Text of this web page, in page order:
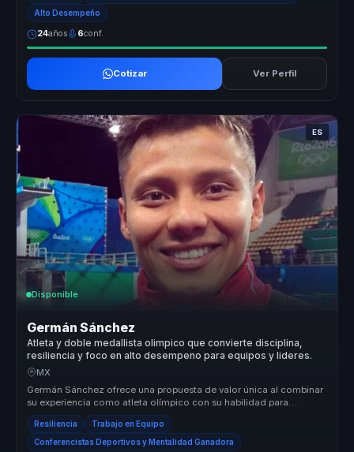
Alto Desempeño
24años 6conf.
Cotizar Ver Perfil
ES
Disponible
Germán Sánchez
Atleta y doble medallista olimpico que convierte disciplina,
resiliencia y foco en alto desempeno para equipos y lideres.
MX
Germán Sánchez ofrece una propuesta de valor única al combinar
su experiencia como atleta olímpico con su habilidad para
comunicar y moti...
Resiliencia Trabajo en Equipo
Conferencistas Deportivos y Mentalidad Ganadora